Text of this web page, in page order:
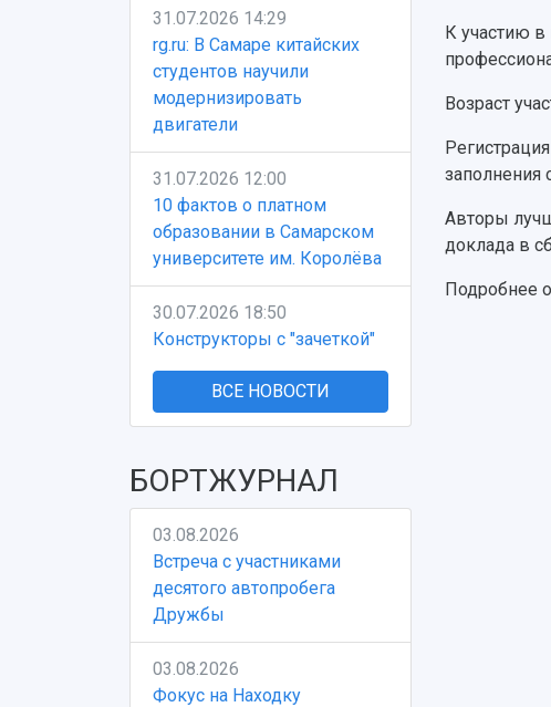
31.07.2026 14:29
rg.ru: В Самаре китайских
студентов научили
модернизировать
двигатели
31.07.2026 12:00
10 фактов о платном
образовании в Самарском
университете им. Королёва
30.07.2026 18:50
Конструкторы с "зачеткой"
ВСЕ НОВОСТИ
БОРТЖУРНАЛ
03.08.2026
Встреча с участниками
десятого автопробега
Дружбы
03.08.2026
Фокус на Находку
К участию в
Возраст
Авторы
доклада в
Подробнее